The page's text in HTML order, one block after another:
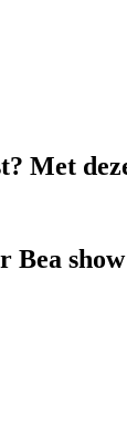
Met
Bea show